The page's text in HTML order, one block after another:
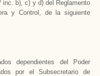
inc. b), c) y d) del Reglamento
y Control, de la siguiente
dependientes del Poder
por el Subsecretario de